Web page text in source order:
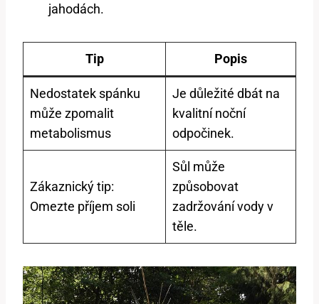
jahodách.
Tip Popis
Nedostatek spánku
může zpomalit
metabolismus
Je důležité dbát na
kvalitní noční
odpočinek.
Zákaznický tip:
Omezte příjem soli
Sůl může
způsobovat
zadržování vody v
těle.